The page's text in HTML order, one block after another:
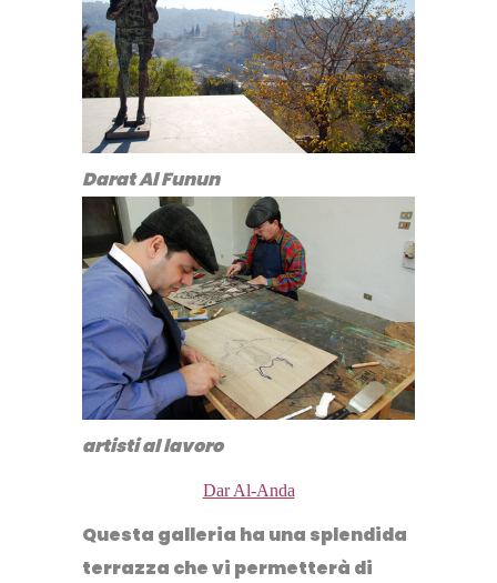
Darat Al Funun
artisti al lavoro
Dar Al-Anda
Questa galleria ha una splendida
terrazza che vi permetterà di